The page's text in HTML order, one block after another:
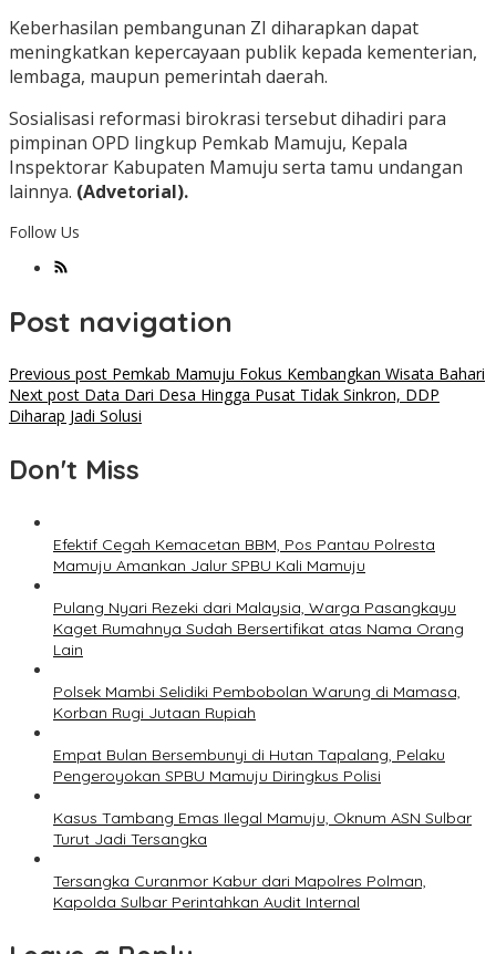
Keberhasilan pembangunan ZI diharapkan dapat
meningkatkan kepercayaan publik kepada kementerian,
lembaga, maupun pemerintah daerah.
Sosialisasi reformasi birokrasi tersebut dihadiri para
pimpinan OPD lingkup Pemkab Mamuju, Kepala
Inspektorar Kabupaten Mamuju serta tamu undangan
lainnya. (Advetorial).
Follow Us
Post navigation
Previous post Pemkab Mamuju Fokus Kembangkan Wisata Bahari
Next post Data Dari Desa Hingga Pusat Tidak Sinkron, DDP
Diharap Jadi Solusi
Don't Miss
Efektif Cegah Kemacetan BBM, Pos Pantau Polresta
Mamuju Amankan Jalur SPBU Kali Mamuju
Pulang Nyari Rezeki dari Malaysia, Warga Pasangkayu
Kaget Rumahnya Sudah Bersertifikat atas Nama Orang
Lain
Polsek Mambi Selidiki Pembobolan Warung di Mamasa,
Korban Rugi Jutaan Rupiah
Empat Bulan Bersembunyi di Hutan Tapalang, Pelaku
Pengeroyokan SPBU Mamuju Diringkus Polisi
Kasus Tambang Emas Ilegal Mamuju, Oknum ASN Sulbar
Turut Jadi Tersangka
Tersangka Curanmor Kabur dari Mapolres Polman,
Kapolda Sulbar Perintahkan Audit Internal